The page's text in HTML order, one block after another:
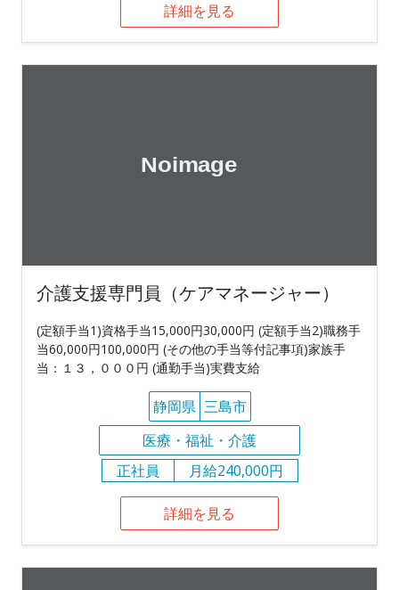
詳細を見る
介護支援専門員（ケアマネージャー）
(定額手当1)資格手当15,000円30,000円 (定額手当2)職務手
当60,000円100,000円 (その他の手当等付記事項)家族手
当：１３，０００円 (通勤手当)実費支給
静岡県 三島市
医療・福祉・介護
正社員
月給240,000円
詳細を見る